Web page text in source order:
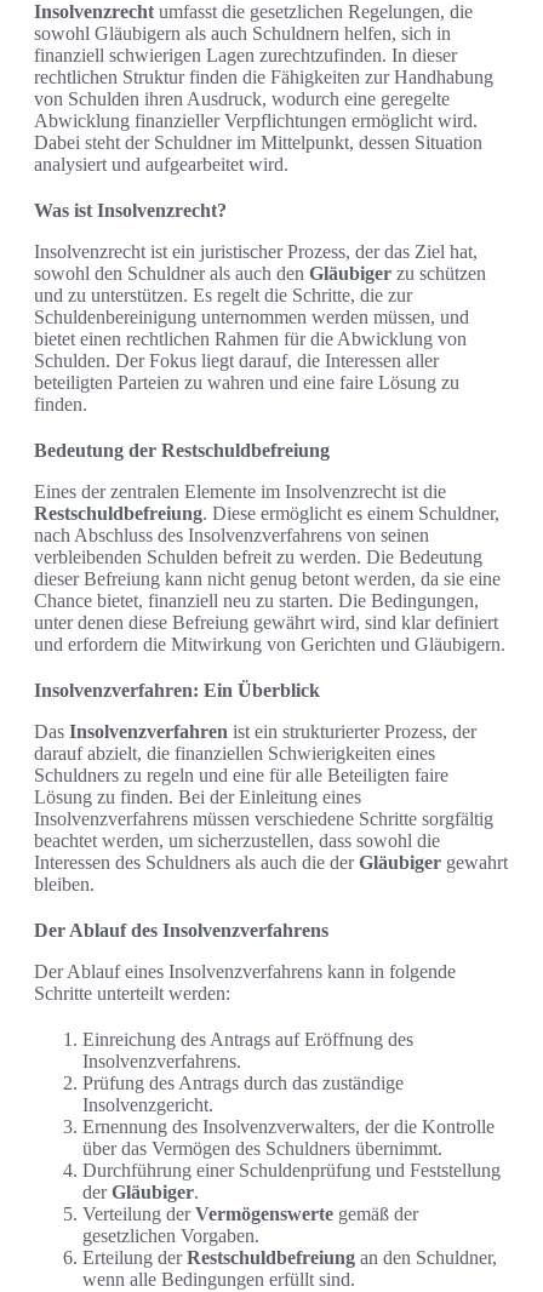
Insolvenzrecht umfasst die gesetzlichen Regelungen, die
sowohl Gläubigern als auch Schuldnern helfen, sich in
finanziell schwierigen Lagen zurechtzufinden. In dieser
rechtlichen Struktur finden die Fähigkeiten zur Handhabung
von Schulden ihren Ausdruck, wodurch eine geregelte
Abwicklung finanzieller Verpflichtungen ermöglicht wird.
Dabei steht der Schuldner im Mittelpunkt, dessen Situation
analysiert und aufgearbeitet wird.
Was ist Insolvenzrecht?
Insolvenzrecht ist ein juristischer Prozess, der das Ziel hat,
sowohl den Schuldner als auch den Gläubiger zu schützen
und zu unterstützen. Es regelt die Schritte, die zur
Schuldenbereinigung unternommen werden müssen, und
bietet einen rechtlichen Rahmen für die Abwicklung von
Schulden. Der Fokus liegt darauf, die Interessen aller
beteiligten Parteien zu wahren und eine faire Lösung zu
finden.
Bedeutung der Restschuldbefreiung
Eines der zentralen Elemente im Insolvenzrecht ist die
Restschuldbefreiung. Diese ermöglicht es einem Schuldner,
nach Abschluss des Insolvenzverfahrens von seinen
verbleibenden Schulden befreit zu werden. Die Bedeutung
dieser Befreiung kann nicht genug betont werden, da sie eine
Chance bietet, finanziell neu zu starten. Die Bedingungen,
unter denen diese Befreiung gewährt wird, sind klar definiert
und erfordern die Mitwirkung von Gerichten und Gläubigern.
Insolvenzverfahren: Ein Überblick
Das Insolvenzverfahren ist ein strukturierter Prozess, der
darauf abzielt, die finanziellen Schwierigkeiten eines
Schuldners zu regeln und eine für alle Beteiligten faire
Lösung zu finden. Bei der Einleitung eines
Insolvenzverfahrens müssen verschiedene Schritte sorgfältig
beachtet werden, um sicherzustellen, dass sowohl die
Interessen des Schuldners als auch die derGläubiger gewahrt
bleiben.
Der Ablauf des Insolvenzverfahrens
Der Ablauf eines Insolvenzverfahrens kann in folgende
Schritte unterteilt werden:
Einreichung des Antrags auf Eröffnung des
Insolvenzverfahrens.
Prüfung des Antrags durch das zuständige
Insolvenzgericht.
Ernennung des Insolvenzverwalters, der die Kontrolle
über das Vermögen des Schuldners übernimmt.
Durchführung einer Schuldenprüfung und Feststellung
derGläubiger.
Verteilung derVermögenswerte gemäß der
gesetzlichen Vorgaben.
Erteilung derRestschuldbefreiung an den Schuldner,
wenn alle Bedingungen erfüllt sind.